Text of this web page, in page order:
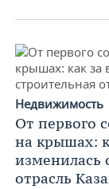
Недвижимость
От первого
на крышах:
изменилась
отрасль